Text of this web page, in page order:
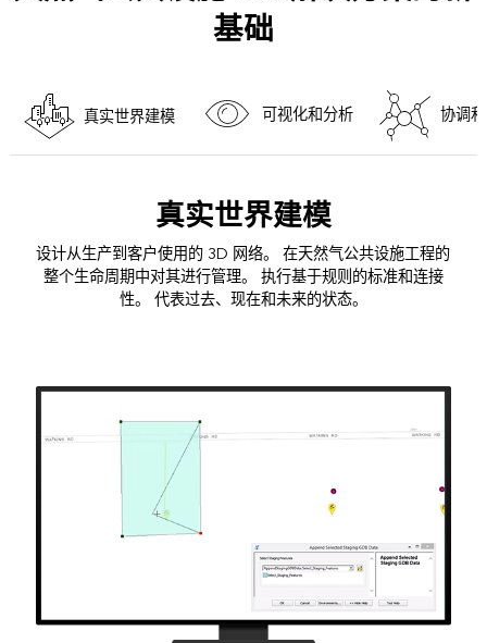
基础
真实世界建模 可视化和分析 协调
真实世界建模
设计从生产到客户使用的 3D 网络。 在天然气公共设施工程的
整个生命周期中对其进行管理。 执行基于规则的标准和连接
性。 代表过去、现在和未来的状态。